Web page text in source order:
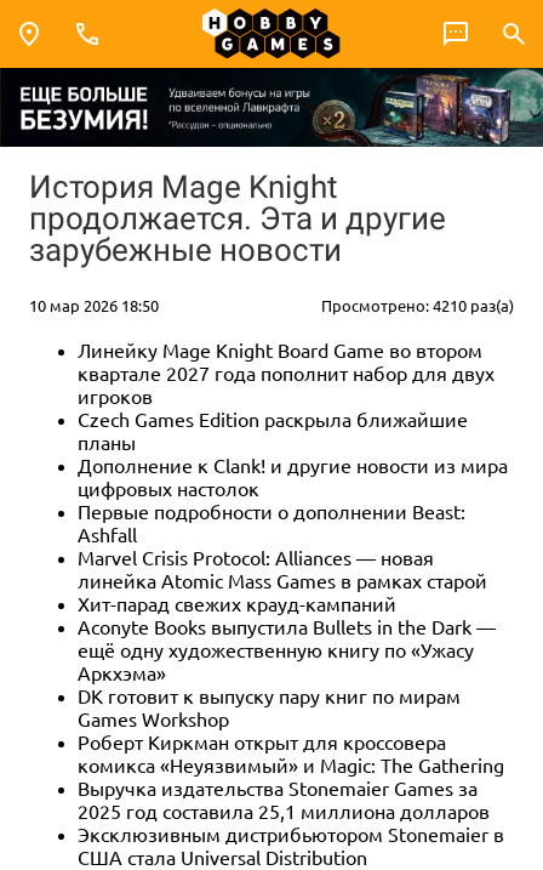
История Mage Knight
продолжается. Эта и другие
зарубежные новости
10 мар 2026 18:50 Просмотрено: 4210 раз(а)
Линейку Mage Knight Board Game во втором
квартале 2027 года пополнит набор для двух
игроков
Czech Games Edition раскрыла ближайшие
планы
Дополнение к Clank! и другие новости из мира
цифровых настолок
Первые подробности о дополнении Beast:
Ashfall
Marvel Crisis Protocol: Alliances — новая
линейка Atomic Mass Games в рамках старой
Хит-парад свежих крауд-кампаний
Aconyte Books выпустила Bullets in the Dark —
ещё одну художественную книгу по «Ужасу
Аркхэма»
DK готовит к выпуску пару книг по мирам
Games Workshop
Роберт Киркман открыт для кроссовера
комикса «Неуязвимый» и Magic: The Gathering
Выручка издательства Stonemaier Games за
2025 год составила 25,1 миллиона долларов
Эксклюзивным дистрибьютором Stonemaier в
США стала Universal Distribution